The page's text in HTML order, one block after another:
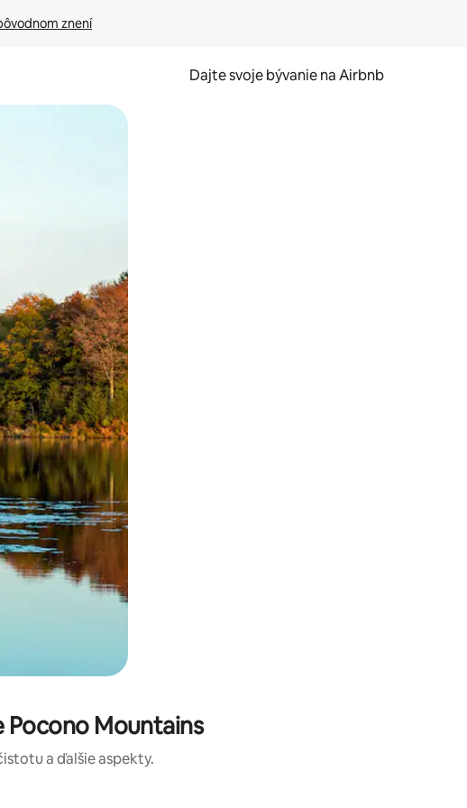
znení
Dajte svoje bývanie na Airbnb
preskúmať pomocou dotykových gest či potiahnutia prstom.
Mountains
a ďalšie aspekty.